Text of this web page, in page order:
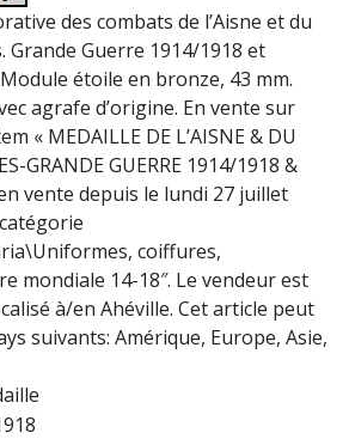
des combats de l’Aisne et du
Grande Guerre 1914/1918 et
étoile en bronze, 43 mm.
agrafe d’origine. En vente sur
« MEDAILLE DE L’AISNE & DU
GRANDE GUERRE 1914/1918 &
en vente depuis le lundi 27 juillet
coiffures,
mondiale 14-18″. Le vendeur est
à/en Ahéville. Cet article peut
suivants: Amérique, Europe, Asie,